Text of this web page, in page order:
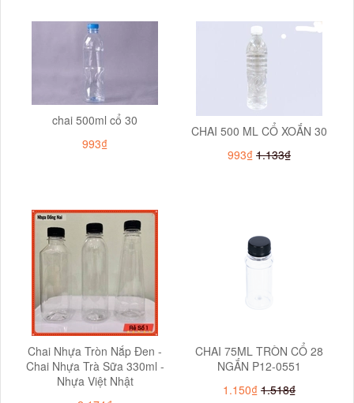
chai 500ml cổ 30
993₫
CHAI 500 ML CỔ XOẮN 30
993₫ 1.133₫
Chai Nhựa Tròn Nắp Đen -
Chai Nhựa Trà Sữa 330ml -
Nhựa Việt Nhật
CHAI 75ML TRÒN CỔ 28
NGẮN P12-0551
1.150₫ 1.518₫